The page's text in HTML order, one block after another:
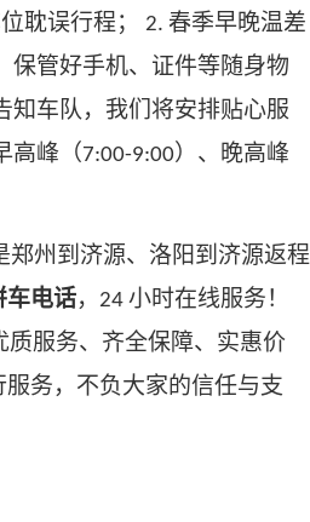
耽误行程； 2. 春季早晚温差
保管好手机、证件等随身物
知车队，我们将安排贴心服
高峰（7:00-9:00）、晚高峰
郑州到济源、洛阳到济源返程
车电话， 24 小时在线服务！
质服务、齐全保障、实惠价
务，不负大家的信任与支